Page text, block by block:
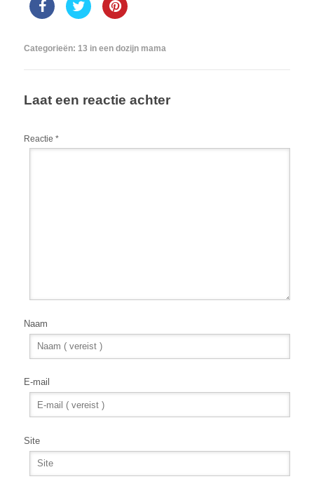
Categorieën: 13 in een dozijn mama
Laat een reactie achter
Reactie *
Naam
E-mail
Site